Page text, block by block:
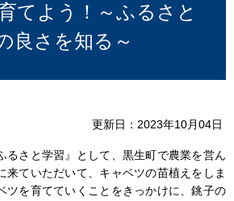
てよう！～ふるさと
良さを知る～
更新日 2023年10月04日
さと学習』として、黒生町で農業を営ん
来ていただいて、キャベツの苗植えをしま
ツを育てていくことをきっかけに、銚子の